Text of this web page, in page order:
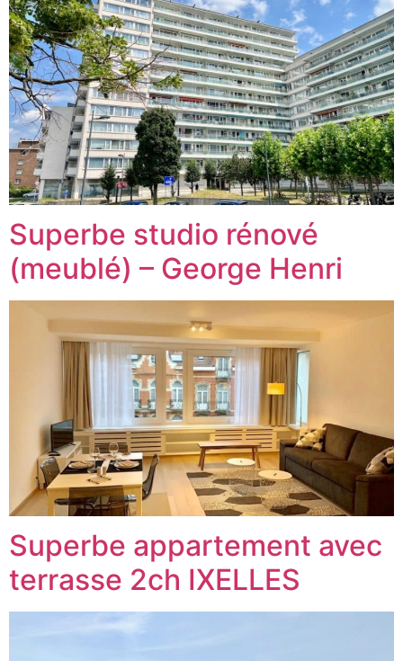
Superbe studio rénové
(meublé) – George Henri
Superbe appartement avec
terrasse 2ch IXELLES